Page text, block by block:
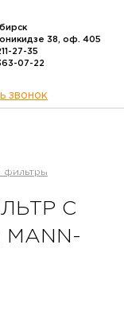
38, оф. 405
27-35
07-22
Заказать звонок
фильтры
C
MANN-